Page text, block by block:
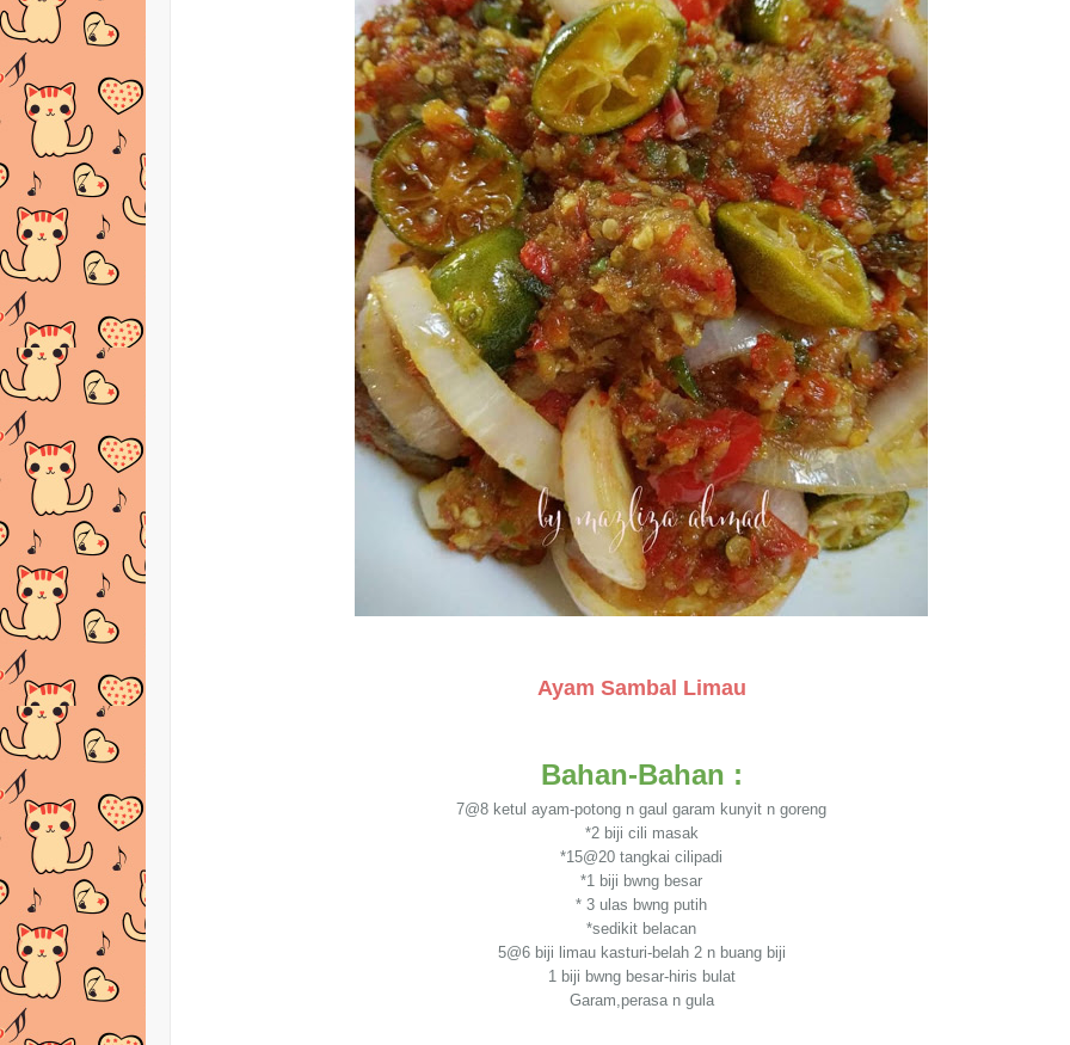
Ayam Sambal Limau
Bahan-Bahan :
7@8 ketul ayam-potong n gaul garam kunyit n goreng
*2 biji cili masak
*15@20 tangkai cilipadi
*1 biji bwng besar
* 3 ulas bwng putih
*sedikit belacan
5@6 biji limau kasturi-belah 2 n buang biji
1 biji bwng besar-hiris bulat
Garam,perasa n gula